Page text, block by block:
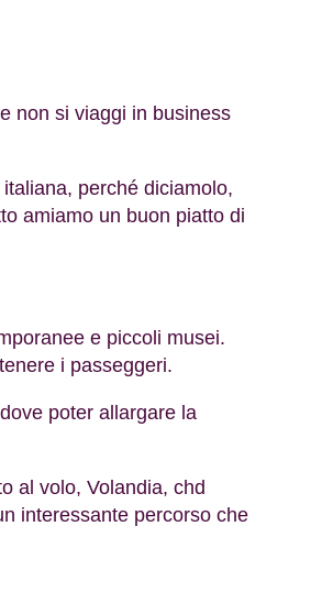
non si viaggi in business
perché diciamolo,
amiamo un buon piatto di
e piccoli musei.
i passeggeri.
poter allargare la
al volo, Volandia, chd
interessante percorso che